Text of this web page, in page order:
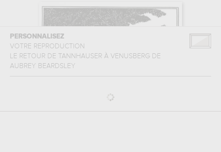
PERSONNALISEZ
VOTRE REPRODUCTION
LE RETOUR DE TANNHAUSER À VENUSBERG DE
AUBREY BEARDSLEY